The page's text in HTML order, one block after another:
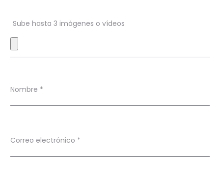
e
s
Sube hasta 3 imágenes o vídeos
Nombre *
Correo electrónico *